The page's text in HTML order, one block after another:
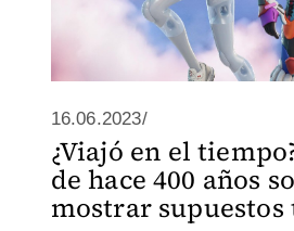
16.06.2023/
¿Viajó en el
de hace 400 años
mostrar supuestos